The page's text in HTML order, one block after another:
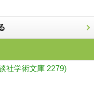
社学術文庫 2279)